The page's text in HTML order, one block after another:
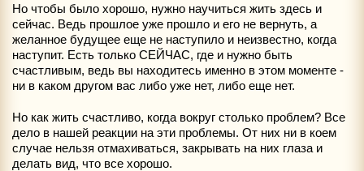
Но чтобы было хорошо, нужно научиться жить здесь и
сейчас. Ведь прошлое уже прошло и его не вернуть, а
желанное будущее еще не наступило и неизвестно, когда
наступит. Есть только СЕЙЧАС, где и нужно быть
счастливым, ведь вы находитесь именно в этом моменте -
ни в каком другом вас либо уже нет, либо еще нет.
Но как жить счастливо, когда вокруг столько проблем? Все
дело в нашей реакции на эти проблемы. От них ни в коем
случае нельзя отмахиваться, закрывать на них глаза и
делать вид, что все хорошо.